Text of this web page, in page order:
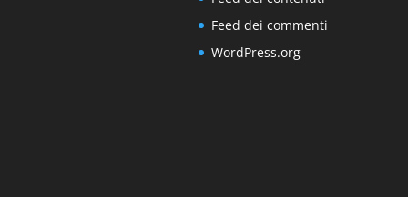
Feed dei commenti
WordPress.org